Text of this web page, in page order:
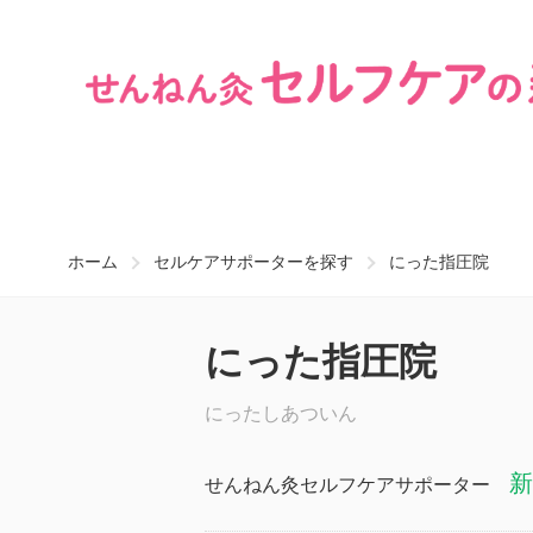
ホーム セルケアサポーターを探す にった指圧院
にった指圧院
にったしあついん
せんねん灸セルフケアサポーター